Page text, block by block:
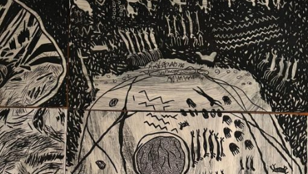
Configuración de cookies
Universidad de los Andes | Vigilada Mineducación.
Reconocimiento como universidad: Decreto 1297 del 30
de mayo de 1964. Reconocimiento de personería jurídica:
Resolución 28 del 23 de febrero de 1949, Minjusticia.
Acreditación institucional de alta calidad, 10 años:
Resolución 000194 del 16 de enero del 2025.
Ext. 2626
Posgrados
Ext. 4925
Educación
Continua
Ext. 4795